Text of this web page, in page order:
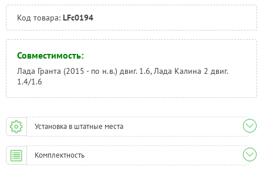
Код товара: LFc0194
Совместимость:
Лада Гранта (2015 - по н.в.) двиг. 1.6, Лада Калина 2 двиг.
1.4/1.6
Установка в штатные места
Комплектность